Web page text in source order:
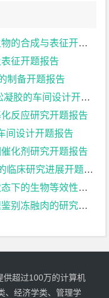
成与表征开题报告
征开题报告
制备开题报告
的车间设计开题报告
反应研究开题报告
间设计开题报告
化剂研究开题报告
床研究进展开题报告
物等效性研究开题报告
融肉的研究开题报告
供超过100万的计算机
、经济学类、管理学